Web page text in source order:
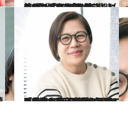
2025.11.28
義母が「これあげる」と…上沼恵美子が新婚時代にもらった“仰天プレゼント”とは？「お姑さんにとって嫁は“ええゴミ箱”扱いなんです」
ライフスタイル
2025.12.30
「将来への不安があるのにお金を使ってしまうんです」8千万の預貯金もほぼ“ゼロ”、交際費に“月20万”使っていた青木さやかが実践した《お金の不安との向き合い方》
カルチャー